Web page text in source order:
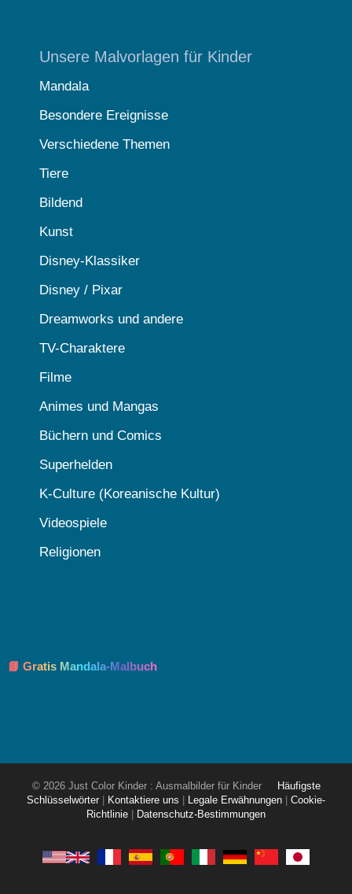
Unsere Malvorlagen für Kinder
Mandala
Besondere Ereignisse
Verschiedene Themen
Tiere
Bildend
Kunst
Disney-Klassiker
Disney / Pixar
Dreamworks und andere
TV-Charaktere
Filme
Animes und Mangas
Büchern und Comics
Superhelden
K-Culture (Koreanische Kultur)
Videospiele
Religionen
📘 Gratis Mandala-Malbuch
© 2026 Just Color Kinder : Ausmalbilder für Kinder
Häufigste
Schlüsselwörter
Kontaktiere uns Legale Erwähnungen
Cookie-
Richtlinie
Datenschutz-Bestimmungen